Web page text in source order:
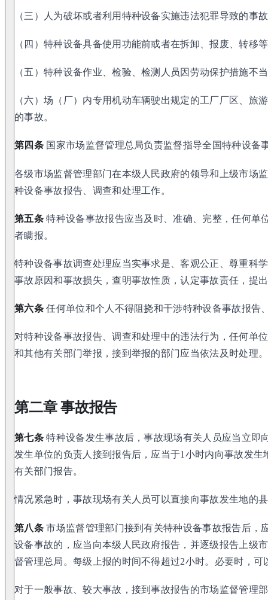
（三）人为破坏或者利用特种设备实施违法犯罪导致的事
（四）特种设备具备使用功能前或者在拆卸、报废、转移
（五）特种设备作业、检验、检测人员因劳动保护措施不
（六）场（厂）内专用机动车辆驶出规定的工厂厂区、旅
的事故。
第四条国家市场监督管理总局负责监督指导全国特种设备
各级市场监督管理部门在本级人民政府的领导和上级市场
种设备事故报告、调查和处理工作。
第五条特种设备事故报告应当及时、准确、完整，任何单
者瞒报。
特种设备事故调查处理应当实事求是、客观公正、尊重科
事故原因和事故损失，查明事故性质，认定事故责任，提
第六条任何单位和个人不得阻挠和干涉特种设备事故报告
对特种设备事故报告、调查和处理中的违法行为，任何单
和其他有关部门举报，接到举报的部门应当依法及时处理。
第二章 事故报告
第七条特种设备发生事故后，事故现场有关人员应当立即
发生单位的负责人接到报告后，应当于1小时内向事故发
有关部门报告。
情况紧急时，事故现场有关人员可以直接向事故发生地的
第八条市场监督管理部门接到有关特种设备事故报告后，
设备事故的，应当向本级人民政府报告，并逐级报告上级
督管理总局。每级上报的时间不得超过2小时。必要时，可
对于一般事故、较大事故，接到事故报告的市场监督管理